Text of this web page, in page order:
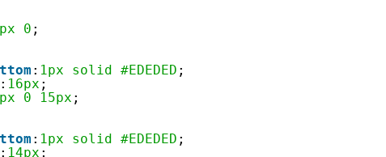
0 ;
: 1px solid #EDEDED ;
: 16px ;
0 15px ;
: 1px solid #EDEDED ;
: 14px ;